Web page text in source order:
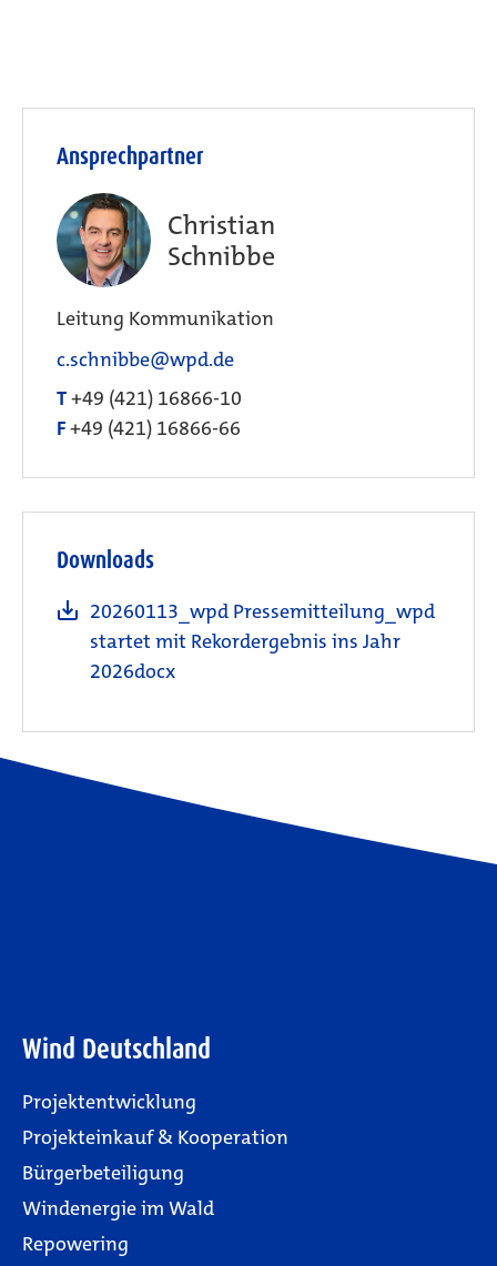
Ansprechpartner
Christian
Schnibbe
Leitung Kommunikation
c.schnibbe@wpd.de
T+49 (421) 16866-10
F+49 (421) 16866-66
Downloads
20260113_wpd Pressemitteilung_wpd
startet mit Rekordergebnis ins Jahr
2026docx
Wind Deutschland
Projektentwicklung
Projekteinkauf & Kooperation
Bürgerbeteiligung
Windenergie im Wald
Repowering